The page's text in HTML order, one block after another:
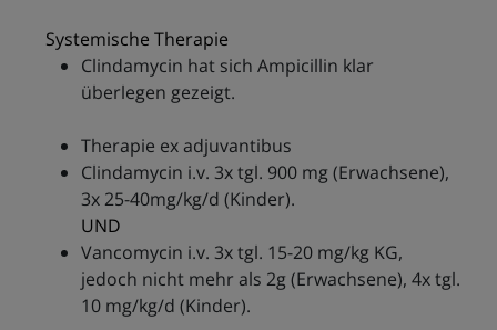
Systemische Therapie
Clindamycin hat sich Ampicillin klar
überlegen gezeigt.
Therapie ex adjuvantibus
Clindamycin i.v. 3x tgl. 900 mg (Erwachsene),
3x 25-40mg/kg/d (Kinder).
UND
Vancomycin i.v. 3x tgl. 15-20 mg/kg KG,
jedoch nicht mehr als 2g (Erwachsene), 4x tgl.
10 mg/kg/d (Kinder).